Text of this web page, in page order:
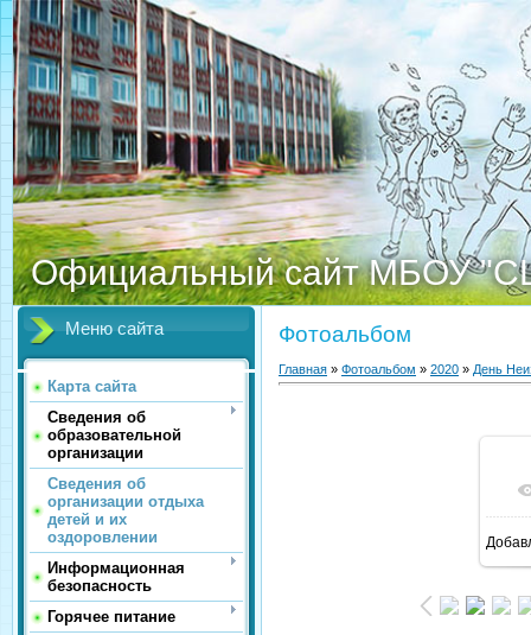
Официальный сайт МБОУ
Меню сайта
Карта сайта
Сведения об
образовательной
организации
Сведения об
организации отдыха
детей и их
оздоровлении
Информационная
безопасность
Горячее питание
Фотоальбом
Главная » Фотоальбом » 2020 » День